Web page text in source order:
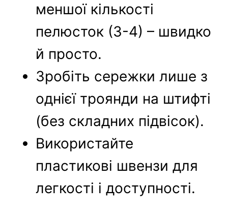
меншої кількості
пелюсток (3-4) – швидко
й просто.
Зробіть сережки лише з
однієї троянди на штифті
(без складних підвісок).
Використайте
пластикові швензи для
легкості і доступності.